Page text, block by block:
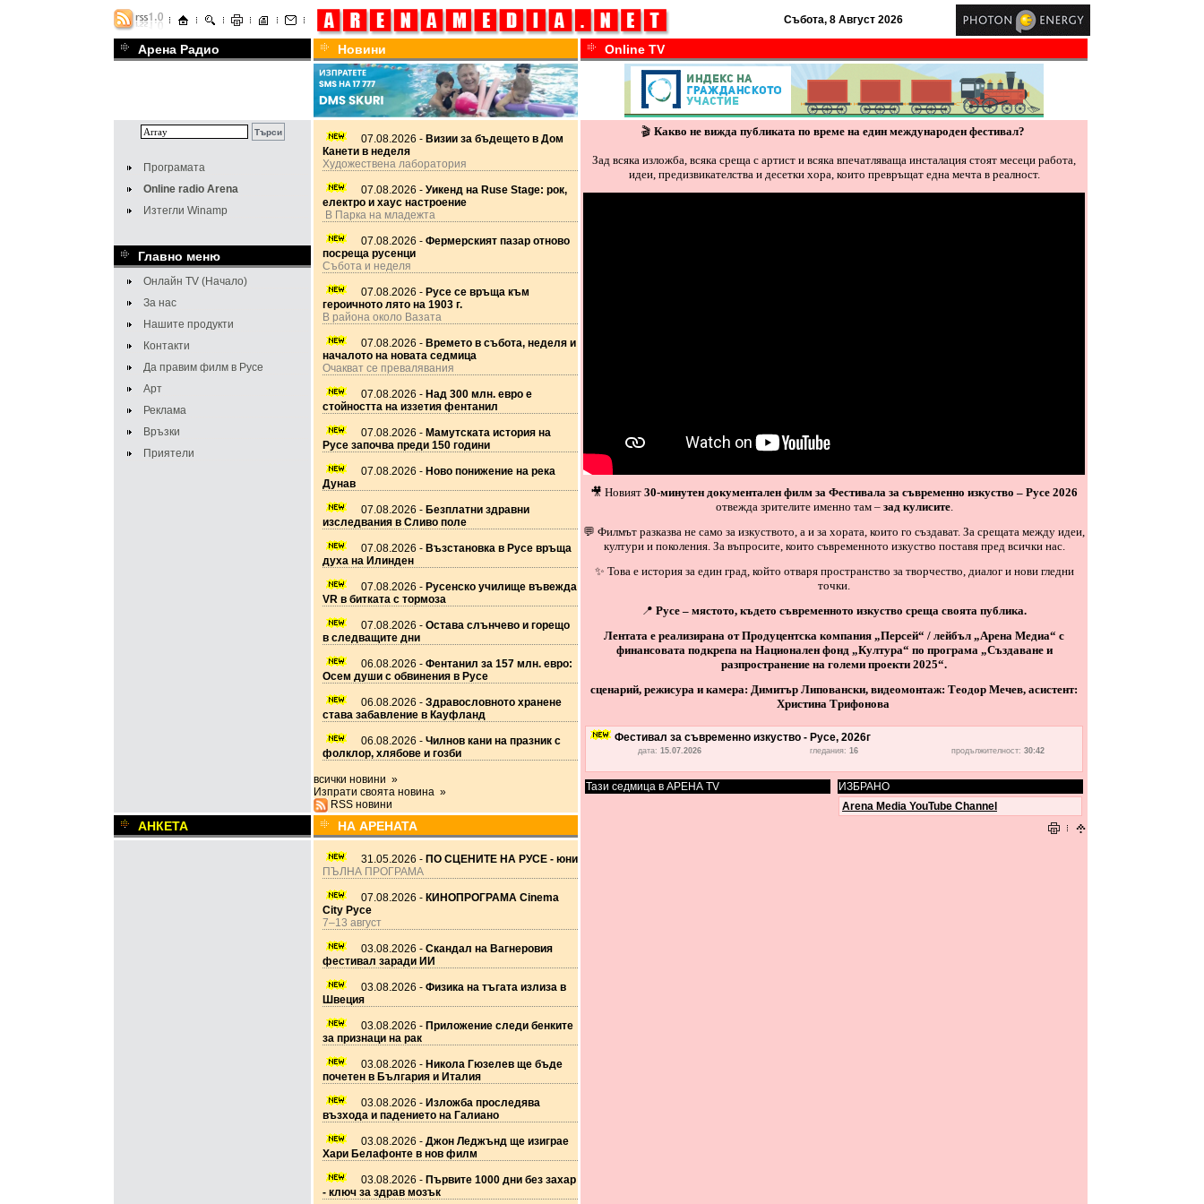
Събота, 8 Август 2026
Арена Радио Новини Online TV
Програмата
Online radio Arena
Изтегли Winamp
Главно меню
Онлайн TV (Начало)
За нас
Нашите продукти
Контакти
Да правим филм в Русе
Арт
Реклама
Връзки
Приятели
07.08.2026 - Визии за бъдещето в Дом
Канети в неделя
Художествена лаборатория
07.08.2026 - Уикенд на Ruse Stage: рок,
електро и хаус настроение
В Парка на младежта
07.08.2026 - Фермерският пазар отново
посреща русенци
Събота и неделя
07.08.2026 - Русе се връща към
героичното лято на 1903 г.
В района около Вазата
07.08.2026 - Времето в събота, неделя и
началото на новата седмица
Очакват се превалявания
07.08.2026 - Над 300 млн. евро е
стойността на иззетия фентанил
07.08.2026 - Мамутската история на
Русе започва преди 150 години
07.08.2026 - Ново понижение на река
Дунав
07.08.2026 - Безплатни здравни
изследвания в Сливо поле
07.08.2026 - Възстановка в Русе връща
духа на Илинден
07.08.2026 - Русенско училище въвежда
VR в битката с тормоза
07.08.2026 - Остава слънчево и горещо
в следващите дни
06.08.2026 - Фентанил за 157 млн. евро:
Осем души с обвинения в Русе
06.08.2026 - Здравословното хранене
става забавление в Кауфланд
06.08.2026 - Чилнов кани на празник с
фолклор, хлябове и гозби
всички новини »
Изпрати своята новина »
RSS новини
🎬 Какво не вижда публиката по време на един международен фестивал?
Зад всяка изложба, всяка среща с артист и всяка впечатляваща инсталация стоят месеци работа,
идеи, предизвикателства и десетки хора, които превръщат една мечта в реалност.
🎥 Новият 30-минутен документален филм за Фестивала за съвременно изкуство – Русе 2026
отвежда зрителите именно там – зад кулисите.
💬 Филмът разказва не само за изкуството, а и за хората, които го създават. За срещата между идеи,
култури и поколения. За въпросите, които съвременното изкуство поставя пред всички нас.
✨ Това е история за един град, който отваря пространство за творчество, диалог и нови гледни
точки.
📍 Русе – мястото, където съвременното изкуство среща своята публика.
Лентата е реализирана от Продуцентска компания „Персей“ / лейбъл „Арена Медиа“ с
финансовата подкрепа на Национален фонд „Култура“ по програма „Създаване и
разпространение на големи проекти 2025“.
сценарий, режисура и камера: Димитър Липовански, видеомонтаж: Теодор Мечев, асистент:
Христина Трифонова
Фестивал за съвременно изкуство - Русе, 2026г
дата: 15.07.2026 гледания: 16 продължителност: 30:42
Тази седмица в АРЕНА TV
ИЗБРАНО
Arena Media YouTube Channel
АНКЕТА НА АРЕНАТА
31.05.2026 - ПО СЦЕНИТЕ НА РУСЕ - юни
ПЪЛНА ПРОГРАМА
07.08.2026 - КИНОПРОГРАМА Cinema
City Русе
7–13 август
03.08.2026 - Скандал на Вагнеровия
фестивал заради ИИ
03.08.2026 - Физика на тъгата излиза в
Швеция
03.08.2026 - Приложение следи бенките
за признаци на рак
03.08.2026 - Никола Гюзелев ще бъде
почетен в България и Италия
03.08.2026 - Изложба проследява
възхода и падението на Галиано
03.08.2026 - Джон Леджънд ще изиграе
Хари Белафонте в нов филм
03.08.2026 - Първите 1000 дни без захар
- ключ за здрав мозък